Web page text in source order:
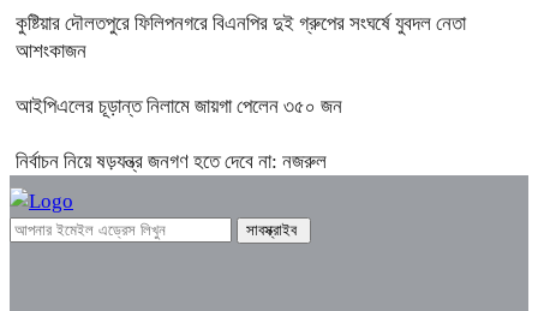
কুষ্টিয়ার দৌলতপুরে ফিলিপনগরে বিএনপির দুই গ্রুপের সংঘর্ষে যুবদল নেতা
আশংকাজন
আইপিএলের চূড়ান্ত নিলামে জায়গা পেলেন ৩৫০ জন
নির্বাচন নিয়ে ষড়যন্ত্র জনগণ হতে দেবে না: নজরুল